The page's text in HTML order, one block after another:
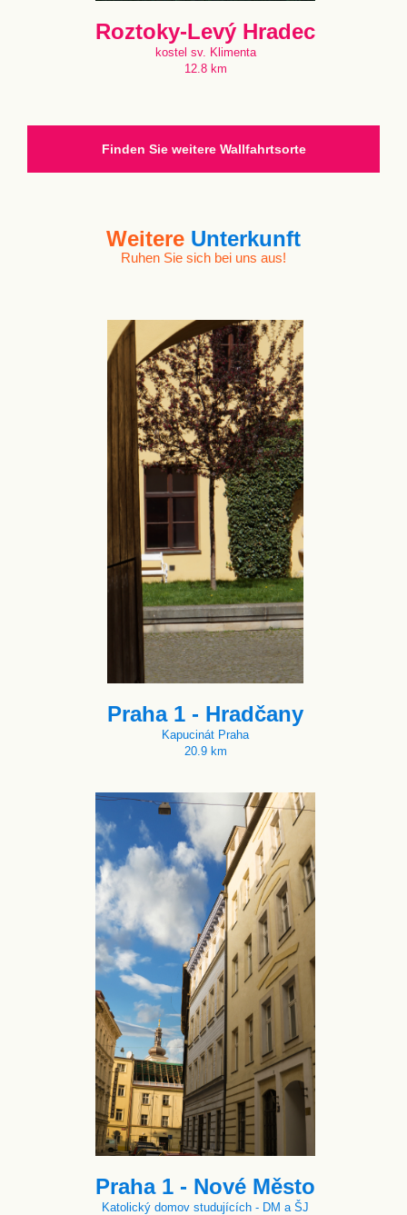
Roztoky-Levý Hradec
kostel sv. Klimenta
12.8 km
Finden Sie weitere Wallfahrtsorte
Weitere Unterkunft
Ruhen Sie sich bei uns aus!
Praha 1 - Hradčany
Kapucinát Praha
20.9 km
Praha 1 - Nové Město
Katolický domov studujících - DM a ŠJ